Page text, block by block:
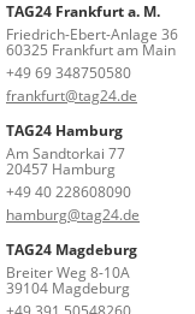
TAG24 Frankfurt a. M.
Friedrich-Ebert-Anlage 36
60325 Frankfurt am Main
+49 69 348750580
frankfurt@tag24.de
TAG24 Hamburg
Am Sandtorkai 77
20457 Hamburg
+49 40 228608090
hamburg@tag24.de
TAG24 Magdeburg
Breiter Weg 8-10A
39104 Magdeburg